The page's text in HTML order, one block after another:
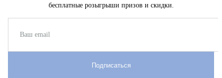
бесплатные розыгрыши призов и скидки.
Подписаться